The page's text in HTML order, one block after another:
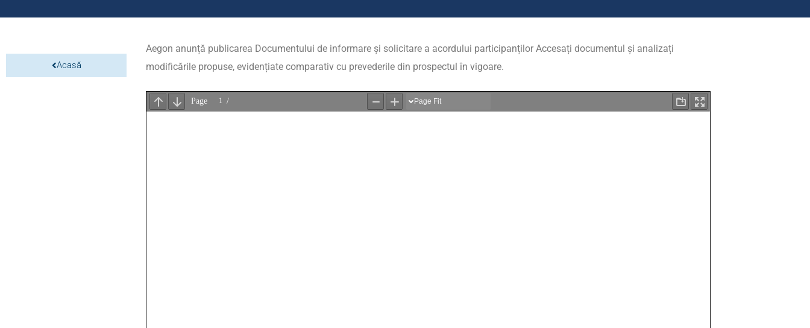
Acasă
Aegon anunță publicarea Documentului de informare și solicitare a acordului participanților Accesați documentul și analizați
modificările propuse, evidențiate comparativ cu prevederile din prospectul în vigoare.